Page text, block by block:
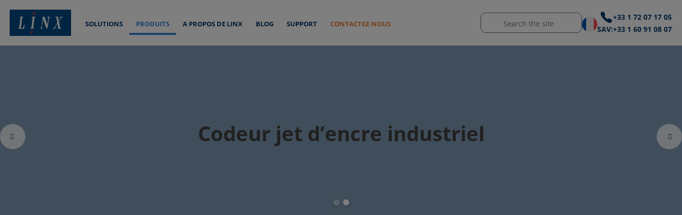
Linx Printing Technologies
SOLUTIONS PRODUITS A PROPOS DE LINX BLOG SUPPORT CONTACTEZ-NOUS
+33 1 72 07 17 05
SAV:+33 1 60 91 08 07
Imprimante jet d’encre continu